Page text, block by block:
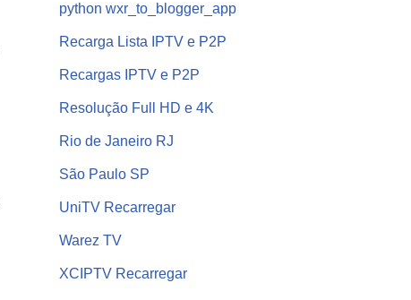
python wxr_to_blogger_app
Recarga Lista IPTV e P2P
Recargas IPTV e P2P
Resolução Full HD e 4K
Rio de Janeiro RJ
São Paulo SP
UniTV Recarregar
Warez TV
XCIPTV Recarregar